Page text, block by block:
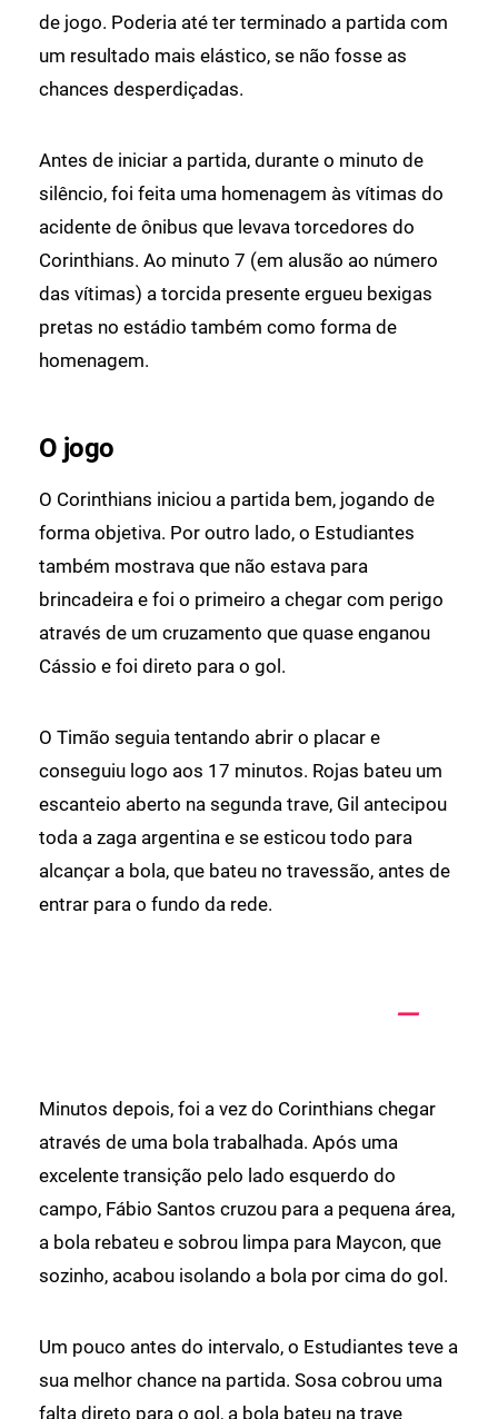
de jogo. Poderia até ter terminado a partida com
um resultado mais elástico, se não fosse as
chances desperdiçadas.
Antes de iniciar a partida, durante o minuto de
silêncio, foi feita uma homenagem às vítimas do
acidente de ônibus que levava torcedores do
Corinthians. Ao minuto 7 (em alusão ao número
das vítimas) a torcida presente ergueu bexigas
pretas no estádio também como forma de
homenagem.
O jogo
O Corinthians iniciou a partida bem, jogando de
forma objetiva. Por outro lado, o Estudiantes
também mostrava que não estava para
brincadeira e foi o primeiro a chegar com perigo
através de um cruzamento que quase enganou
Cássio e foi direto para o gol.
O Timão seguia tentando abrir o placar e
conseguiu logo aos 17 minutos. Rojas bateu um
escanteio aberto na segunda trave, Gil antecipou
toda a zaga argentina e se esticou todo para
alcançar a bola, que bateu no travessão, antes de
entrar para o fundo da rede.
Minutos depois, foi a vez do Corinthians chegar
através de uma bola trabalhada. Após uma
excelente transição pelo lado esquerdo do
campo, Fábio Santos cruzou para a pequena área,
a bola rebateu e sobrou limpa para Maycon, que
sozinho, acabou isolando a bola por cima do gol.
Um pouco antes do intervalo, o Estudiantes teve a
sua melhor chance na partida. Sosa cobrou uma
falta direto para o gol, a bola bateu na trave